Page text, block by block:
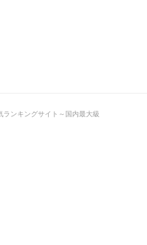
ンキングサイト～国内最大級